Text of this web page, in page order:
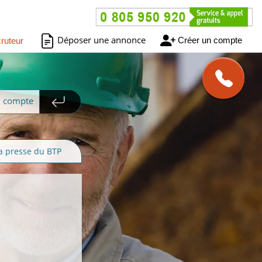
Déposer une annonce Créer un compte
compte
presse du BTP